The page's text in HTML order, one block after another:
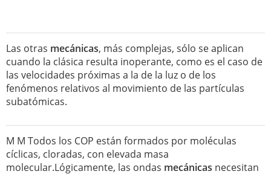
Las otras mecánicas, más complejas, sólo se aplican
cuando la clásica resulta inoperante, como es el caso de
las velocidades próximas a la de la luz o de los
fenómenos relativos al movimiento de las partículas
subatómicas.
M M Todos los COP están formados por moléculas
cíclicas, cloradas, con elevada masa
molecular.Lógicamente, las ondas mecánicas necesitan